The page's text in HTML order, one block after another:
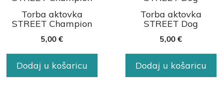
Torba aktovka
STREET Champion
5,00 €
Dodaj u košaricu
Torba aktovka
STREET Dog
5,00 €
Dodaj u košaricu